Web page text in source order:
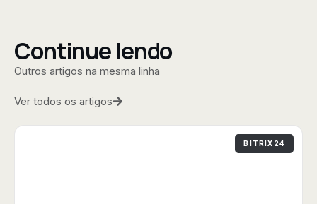
Continue lendo
Outros artigos na mesma linha
Ver todos os artigos
BITRIX24